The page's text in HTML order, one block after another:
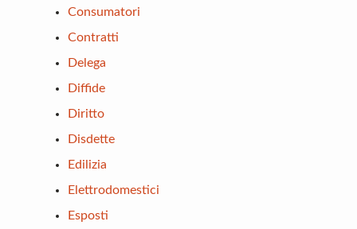
Consumatori
Contratti
Delega
Diffide
Diritto
Disdette
Edilizia
Elettrodomestici
Esposti